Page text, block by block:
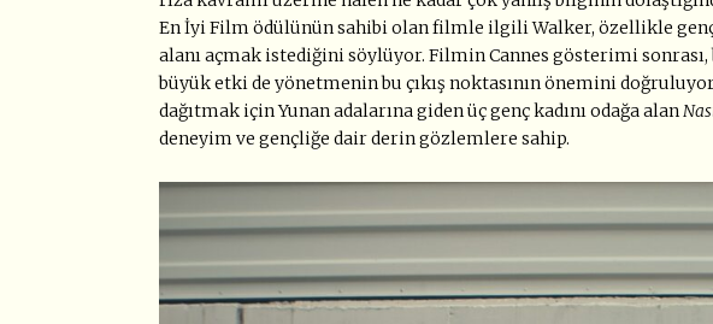
En İyi Film ödülünün sahibi olan filmle ilgili Walker, özellikle
alanı açmak istediğini söylüyor. Filmin Cannes gösterimi
büyük etki de yönetmenin bu çıkış noktasının önemini
dağıtmak için Yunan adalarına giden üç genç kadını odağa alan
deneyim ve gençliğe dair derin gözlemlere sahip.